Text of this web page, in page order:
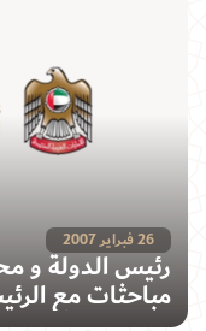
26 فبراير 2007
مباحثات مع